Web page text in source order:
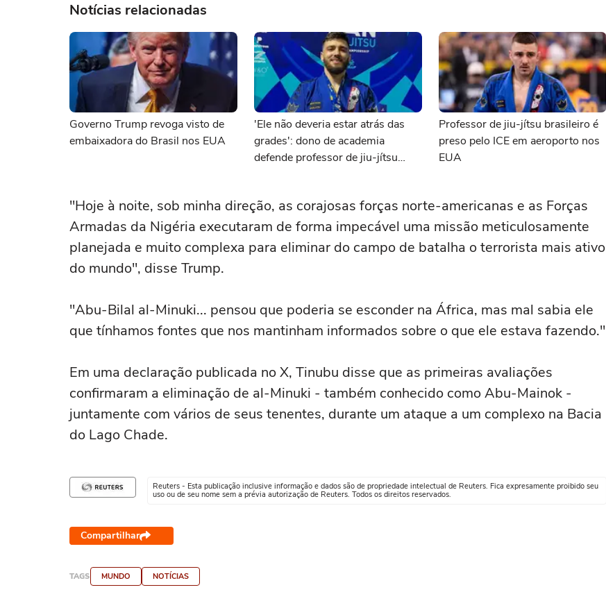
Notícias relacionadas
Governo Trump revoga visto de
embaixadora do Brasil nos EUA
'Ele não deveria estar atrás das
grades': dono de academia
defende professor de jiu-jítsu
Professor de jiu-jítsu brasileiro é
preso pelo ICE em aeroporto nos
EUA
"Hoje à noite, ‌sob minha ⁠direção, ⁠as corajosas forças norte-americanas e as Forças
⁠Armadas ‌da Nigéria executaram ‌de forma impecável uma missão meticulosamente
planejada e muito complexa para eliminar do campo de ⁠batalha o terrorista mais ativo
do mundo", disse Trump.
"Abu-Bilal al-Minuki... pensou que poderia se esconder na ‌África, mas mal sabia ele
que tínhamos fontes que nos mantinham ⁠informados sobre o que ele estava fazendo."
Em uma declaração publicada no X, Tinubu disse que as primeiras avaliações
confirmaram a eliminação de al-Minuki - também conhecido como Abu-Mainok -
juntamente com vários de seus tenentes, durante um ataque a um complexo na Bacia
do Lago Chade.
Reuters - Esta publicação inclusive informação e dados são de propriedade intelectual de Reuters. Fica expresamente proibido seu
uso ou de seu nome sem a prévia autorização de Reuters. Todos os direitos reservados.
Compartilhar
TAGS MUNDO NOTÍCIAS